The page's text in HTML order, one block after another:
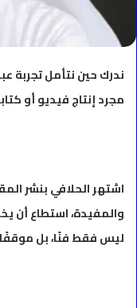
ندرك حين نتأمل تجربة
مجرد إنتاج فيديو أو
اشتهر الحلافي بنشر
والمفيدة، استطاع أن
ليس فقط فنًا، بل